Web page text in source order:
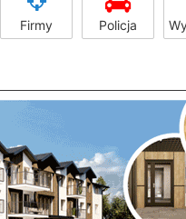
Firmy Policja